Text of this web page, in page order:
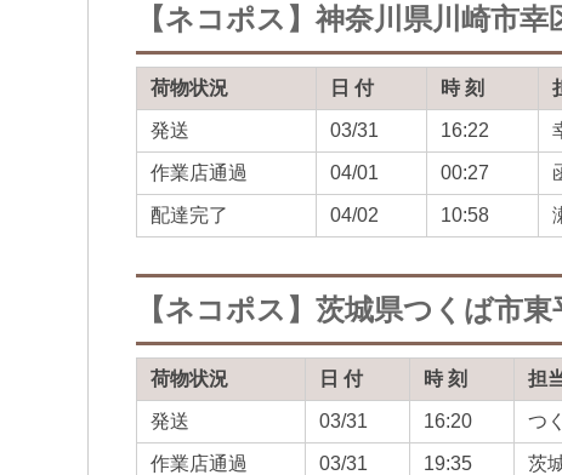
【ネコポス】神奈川県川崎市
荷物状況 日 付 時 刻
発送 03/31 16:22
作業店通過 04/01 00:27
配達完了 04/02 10:58
【ネコポス】茨城県つくば市
荷物状況 日 付 時 刻 担
発送 03/31 16:20 つ
作業店通過 03/31 19:35 茨